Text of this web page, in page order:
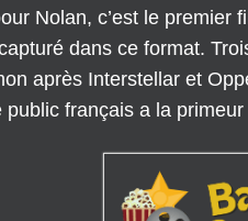
Nolan, c’est le premier
dans ce format.
après Interstellar et
public français a la